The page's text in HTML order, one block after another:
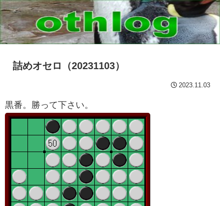
詰めオセロ（20231103）
2023.11.03
黒番。勝って下さい。